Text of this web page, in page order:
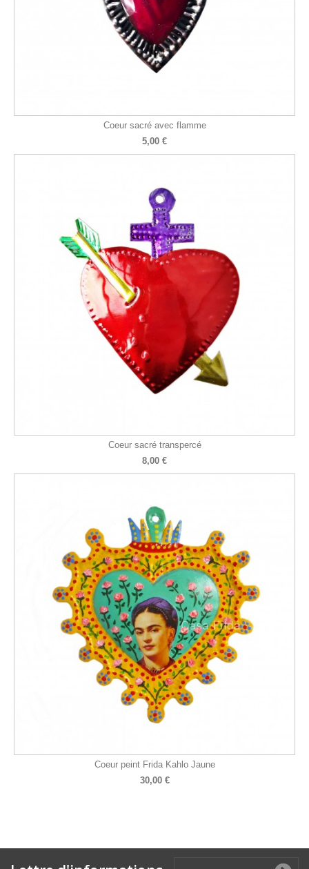
Coeur sacré avec flamme
5,00 €
Coeur sacré transpercé
8,00 €
Coeur peint Frida Kahlo Jaune
30,00 €